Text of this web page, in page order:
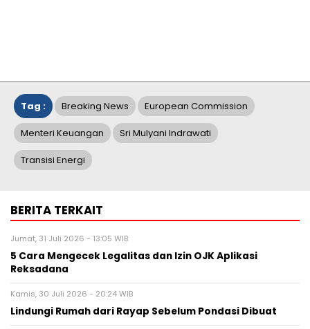
Tag : Breaking News European Commission
Menteri Keuangan Sri Mulyani Indrawati
Transisi Energi
BERITA TERKAIT
Jumat, 31 Juli 2026 - 13:05 WIB
5 Cara Mengecek Legalitas dan Izin OJK Aplikasi
Reksadana
Kamis, 30 Juli 2026 - 20:24 WIB
Lindungi Rumah dari Rayap Sebelum Pondasi Dibuat